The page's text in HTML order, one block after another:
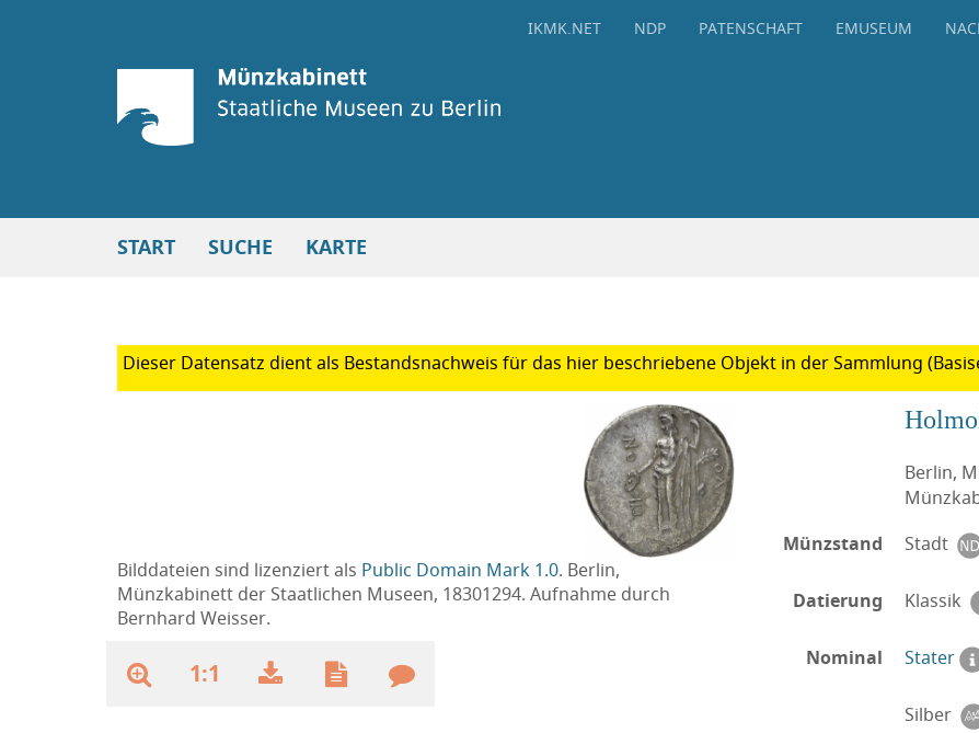
IKMK.NET NDP PATENSCHAFT EMUSEUM
START SUCHE KARTE
Dieser Datensatz dient als Bestandsnachweis für das hier beschriebene Objekt in der Sammlung
Bilddateien sind lizenziert als Public Domain Mark 1.0. Berlin,
Münzkabinett der Staatlichen Museen, 18301294. Aufnahme durch
Bernhard Weisser.
1:1
Berlin,
Münzstand
Stadt
Datierung Klassik
Nominal Stater
Silber